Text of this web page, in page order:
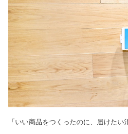
「いい商品をつくったのに、届けたい